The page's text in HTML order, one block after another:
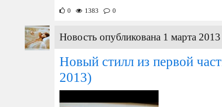
0 1383 0
Новость опубликована 1 марта
Новый стилл из первой
2013)